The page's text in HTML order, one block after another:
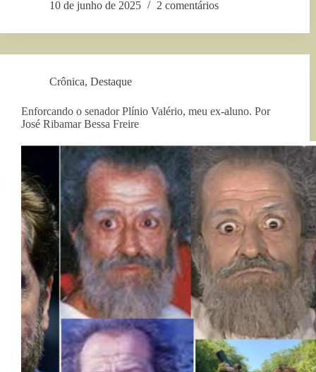
10 de junho de 2025 2 comentários
Crônica, Destaque
Enforcando o senador Plínio Valério, meu ex-aluno. Por
José Ribamar Bessa Freire